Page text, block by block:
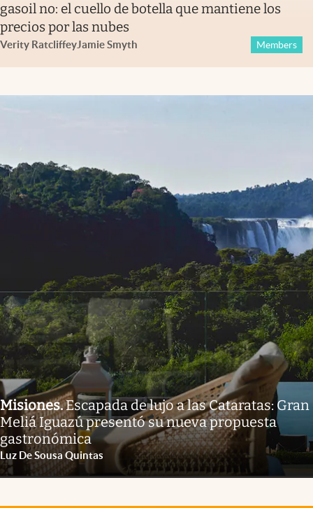
gasoil no: el cuello de botella que mantiene los
precios por las nubes
Verity RatcliffeyJamie Smyth Members
Misiones.Escapada de lujo a las Cataratas: Gran
Meliá Iguazú presentó su nueva propuesta
gastronómica
Luz De Sousa Quintas